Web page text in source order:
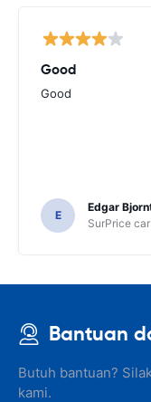
Good
Good
E
Edgar
SurPrice
Bantuan
Butuh bantuan?
kami.